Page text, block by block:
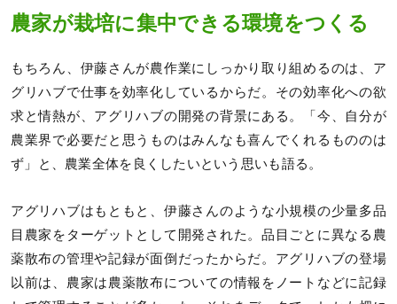
農家が栽培に集中できる環境をつくる
もちろん、伊藤さんが農作業にしっかり取り組めるのは、ア
グリハブで仕事を効率化しているからだ。その効率化への欲
求と情熱が、アグリハブの開発の背景にある。「今、自分が
農業界で必要だと思うものはみんなも喜んでくれるもののは
ず」と、農業全体を良くしたいという思いも語る。
アグリハブはもともと、伊藤さんのような小規模の少量多品
目農家をターゲットとして開発された。品目ごとに異なる農
薬散布の管理や記録が面倒だったからだ。アグリハブの登場
以前は、農家は農薬散布についての情報をノートなどに記録